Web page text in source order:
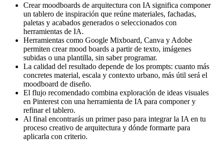
Crear moodboards de arquitectura con IA significa componer
un tablero de inspiración que reúne materiales, fachadas,
paletas y acabados generados o seleccionados con
herramientas de IA.
Herramientas como Google Mixboard, Canva y Adobe
permiten crear mood boards a partir de texto, imágenes
subidas o una plantilla, sin saber programar.
La calidad del resultado depende de los prompts: cuanto más
concretes material, escala y contexto urbano, más útil será el
moodboard de diseño.
El flujo recomendado combina exploración de ideas visuales
en Pinterest con una herramienta de IA para componer y
refinar el tablero.
Al final encontrarás un primer paso para integrar la IA en tu
proceso creativo de arquitectura y dónde formarte para
aplicarla con criterio.